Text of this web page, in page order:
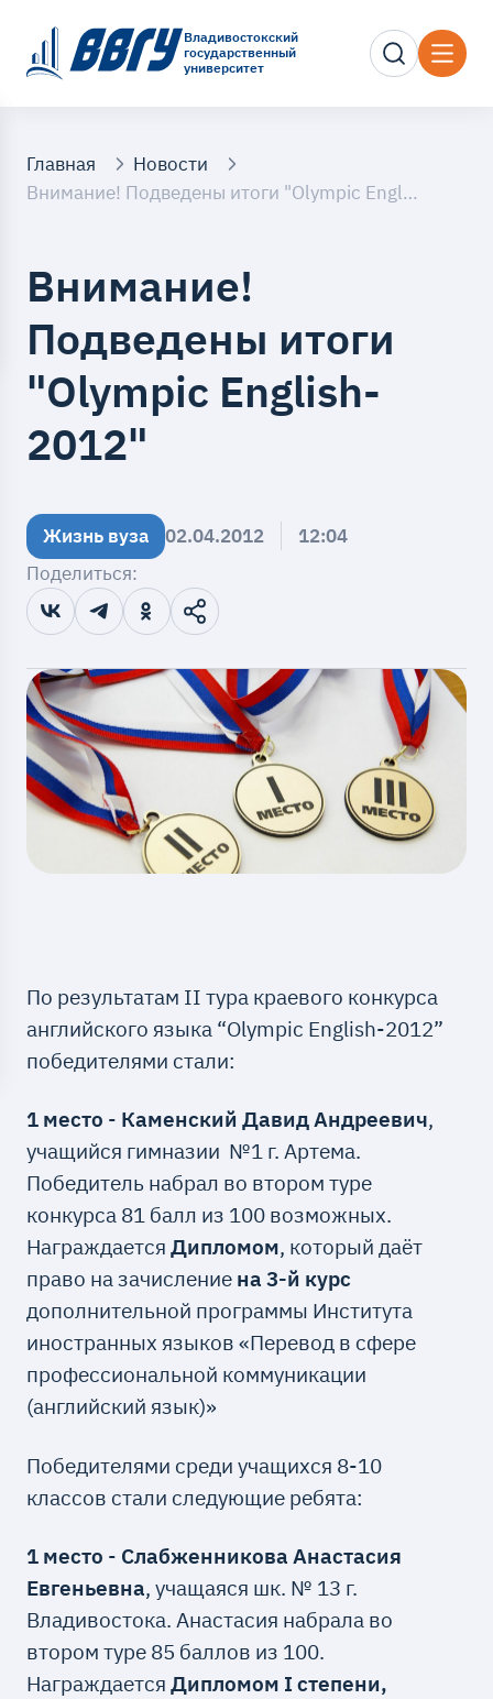
Владивостокский
государственный
университет
Главная
Новости
Внимание! Подведены итоги "Olympic English-2012"
Внимание!
Подведены итоги
"Olympic English-
2012"
Жизнь вуза 02.04.2012
12:04
Поделиться:
По результатам II тура краевого конкурса
английского языка “Olympic English-2012”
победителями стали:
1 место - Каменский Давид Андреевич,
учащийся гимназии №1 г. Артема.
Победитель набрал во втором туре
конкурса 81 балл из 100 возможных.
НаграждаетсяДипломом, который даёт
право на зачисление на 3-й курс
дополнительной программы Института
иностранных языков «Перевод в сфере
профессиональной коммуникации
(английский язык)»
Победителями среди учащихся 8-10
классов стали следующие ребята:
1 место - Слабженникова Анастасия
Евгеньевна, учащаяся шк. № 13 г.
Владивостока. Анастасия набрала во
втором туре 85 баллов из 100.
НаграждаетсяДипломом I степени,